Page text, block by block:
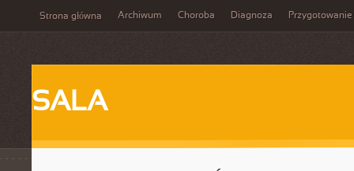
Strona główna Archiwum Choroba Diagnoza Przygotowanie
SALA